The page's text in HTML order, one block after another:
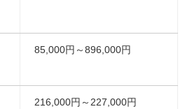
85,000円～896,000円
216,000円～227,000円